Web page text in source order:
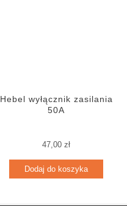
Hebel wyłącznik zasilania
50A
47,00zł
Dodaj do koszyka